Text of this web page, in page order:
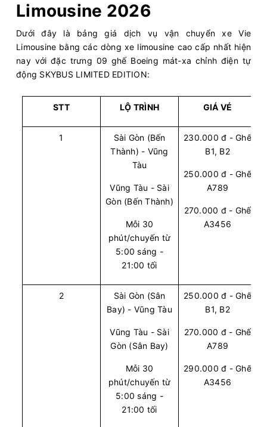
07:0010/08/2026
Văn phòng Vũng Tàu Văn phòng Quận 1
Vie Limousine Limousine 9 chỗ
Giá vé: 230.000 Còn trống:
Văn phòng Vũng Tàu Văn phòng Quận 1
Limousine 9 chỗ
Còn trống: 9 Chọn mua
10:00 (2 giờ)
Văn phòng Vũng Tàu Văn phòng Quận 1
230.000 Còn trống:9 Chọn mua
10/08 10:30(2 giờ)
Limousine 9 chỗ
Còn trống:
Limousine 2026
Dưới đây là bảng giá dịch vụ vận chuyển xe Vie
Limousine bằng các dòng xe limousine cao cấp nhất hiện
nay với đặc trưng 09 ghế Boeing mát-xa chỉnh điện tự
động SKYBUS LIMITED EDITION:
STT LỘ TRÌNH GIÁ VÉ
1
Sài Gòn (Bến
Thành) - Vũng
Tàu
Vũng Tàu - Sài
Gòn (Bến Thành)
Mỗi 30
phút/chuyến từ
5:00 sáng -
21:00 tối
230.000 đ - Ghế
B1, B2
250.000 đ - Ghế
A789
270.000 đ - Ghế
A3456
2
Sài Gòn (Sân
Bay) - Vũng Tàu
Vũng Tàu - Sài
Gòn (Sân Bay)
Mỗi 30
phút/chuyến từ
5:00 sáng -
21:00 tối
250.000 đ - Ghế
B1, B2
270.000 đ - Ghế
A789
290.000 đ - Ghế
A3456